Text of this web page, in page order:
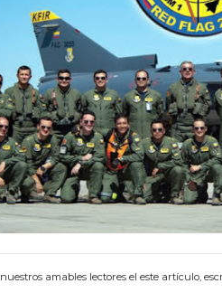
amables lectores el este artículo,